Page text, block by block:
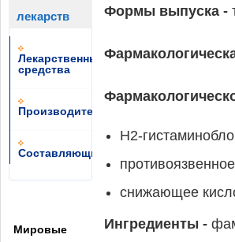
лекарств
Лекарственные
средства
Производители
Составляющие
Мировые
Формы выпуска -
H2-
противоязвенное
снижающее
Ингредиенты -